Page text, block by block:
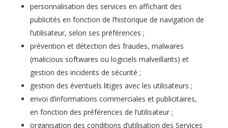
personnalisation des services en affichant des
publicités en fonction de l’historique de navigation de
l’utilisateur, selon ses préférences ;
prévention et détection des fraudes, malwares
(malicious softwares ou logiciels malveillants) et
gestion des incidents de sécurité ;
gestion des éventuels litiges avec les utilisateurs ;
envoi d’informations commerciales et publicitaires,
en fonction des préférences de l’utilisateur ;
organisation des conditions d’utilisation des Services